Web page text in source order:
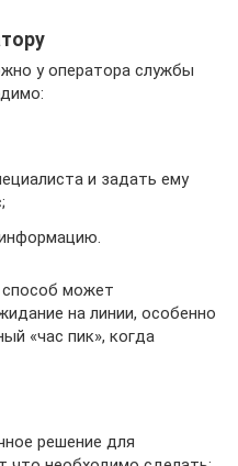
у оператора службы
и задать ему
способ может
на линии, особенно
«час пик», когда
решение для